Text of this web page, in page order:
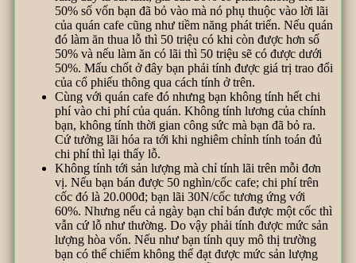
50% số vốn bạn đã bỏ vào mà nó phụ thuộc vào lời lãi
của quán cafe cũng như tiềm năng phát triển. Nếu quán
đó làm ăn thua lỗ thì 50 triệu có khi còn được hơn số
50% và nếu làm ăn có lãi thì 50 triệu sẽ có được dưới
50%. Mấu chốt ở đây bạn phải tính được giá trị trao đổi
của cổ phiếu thông qua cách tính ở trên.
Cùng với quán cafe đó nhưng bạn không tính hết chi
phí vào chi phí của quán. Không tính lương của chính
bạn, không tính thời gian công sức mà bạn đã bỏ ra.
Cứ tưởng lãi hóa ra tới khi nghiêm chỉnh tính toán đủ
chi phí thì lại thấy lỗ.
Không tính tới sản lượng mà chỉ tính lãi trên mỗi đơn
vị. Nếu bạn bán được 50 nghìn/cốc cafe; chi phí trên
cốc đó là 20.000đ; bạn lãi 30N/cốc tương ứng với
60%. Nhưng nếu cả ngày bạn chỉ bán được một cốc thì
vẫn cứ lỗ như thường. Do vậy phải tính được mức sản
lượng hòa vốn. Nếu như bạn tính quy mô thị trường
bạn có thể chiếm không thể đạt được mức sản lượng